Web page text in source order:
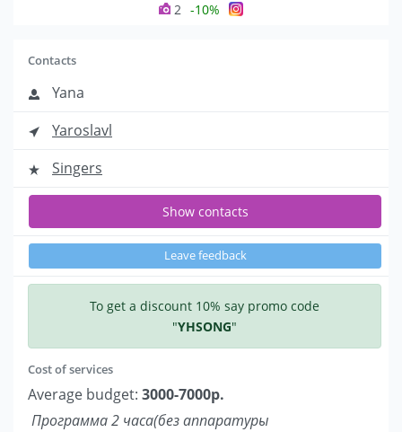
2 -10%
Contacts
Yana
Yaroslavl
Singers
Show contacts
Leave feedback
To get a discount 10% say promo code
"YHSONG"
Cost of services
Average budget: 3000-7000р.
Программа 2 часа(без аппаратуры